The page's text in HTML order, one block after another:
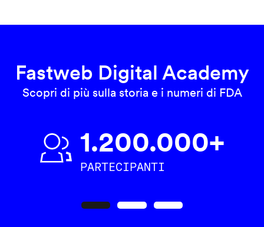
Fastweb Digital Academy
Scopri di più sulla storia e i numeri di FDA
1.200.000+
PARTECIPANTI